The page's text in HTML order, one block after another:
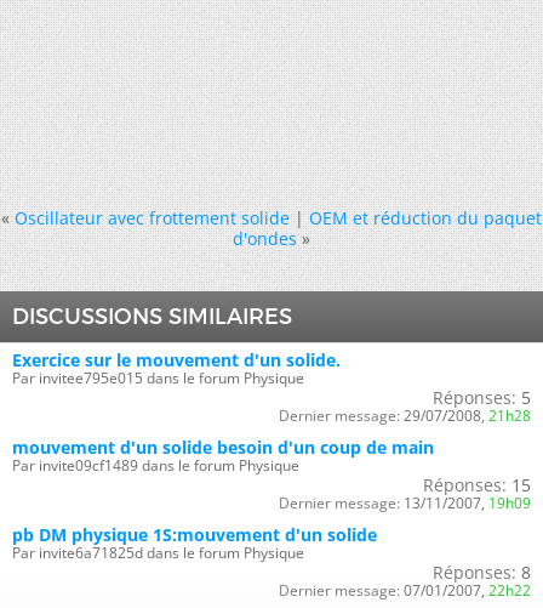
« Oscillateur avec frottement solide|OEM et réduction du paquet
d'ondes »
DISCUSSIONS SIMILAIRES
Exercice sur le mouvement d'un solide.
Par invitee795e015 dans le forum Physique
Réponses: 5
Dernier message: 29/07/2008, 21h28
mouvement d'un solide besoin d'un coup de main
Par invite09cf1489 dans le forum Physique
Réponses: 15
Dernier message: 13/11/2007, 19h09
pb DM physique 1S:mouvement d'un solide
Par invite6a71825d dans le forum Physique
Réponses: 8
Dernier message: 07/01/2007, 22h22